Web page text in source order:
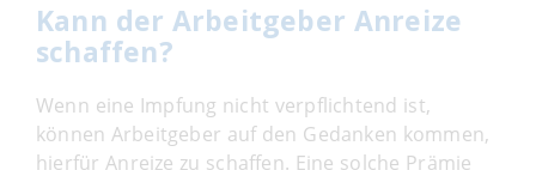
Kann der Arbeitgeber Anreize
schaffen?
Wenn eine Impfung nicht verpflichtend ist,
können Arbeitgeber auf den Gedanken kommen,
hierfür Anreize zu schaffen. Eine solche Prämie